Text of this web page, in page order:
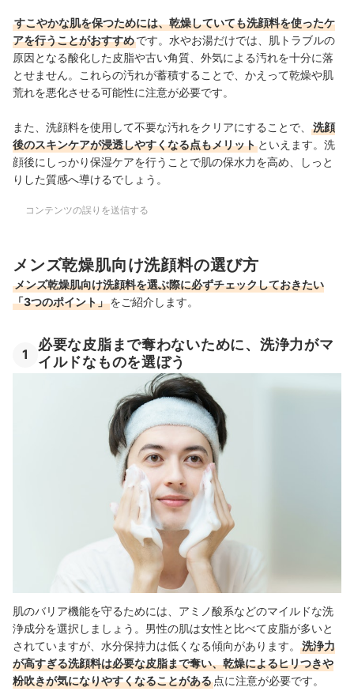
すこやかな肌を保つためには、乾燥していても洗顔料を使ったケ
アを行うことがおすすめです。水やお湯だけでは、肌トラブルの
原因となる酸化した皮脂や古い角質、外気による汚れを十分に落
とせません。これらの汚れが蓄積することで、かえって乾燥や肌
荒れを悪化させる可能性に注意が必要です。
また、洗顔料を使用して不要な汚れをクリアにすることで、
洗顔
後のスキンケアが浸透しやすくなる点もメリット といえます。洗
顔後にしっかり保湿ケアを行うことで肌の保水力を高め、しっと
りした質感へ導けるでしょう。
コンテンツの誤りを送信する
メンズ乾燥肌向け洗顔料の選び方
メンズ乾燥肌向け洗顔料を選ぶ際に必ずチェックしておきたい
「3つのポイント」をご紹介します。
1
必要な皮脂まで奪わないために、洗浄力がマ
イルドなものを選ぼう
肌のバリア機能を守るためには、アミノ酸系などのマイルドな洗
浄成分を選択しましょう。男性の肌は女性と比べて皮脂が多いと
されていますが、水分保持力は低くなる傾向があります。
洗浄力
が高すぎる洗顔料は必要な皮脂まで奪い、乾燥によるヒリつきや
粉吹きが気になりやすくなることがある 点に注意が必要です。